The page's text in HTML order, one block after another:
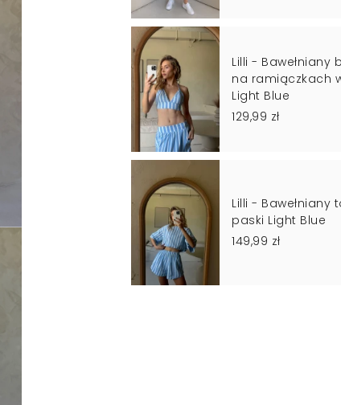
Lilli - Bawełniany
na ramiączkach
Light Blue
129,99 zł
Lilli - Bawełniany
paski Light Blue
149,99 zł